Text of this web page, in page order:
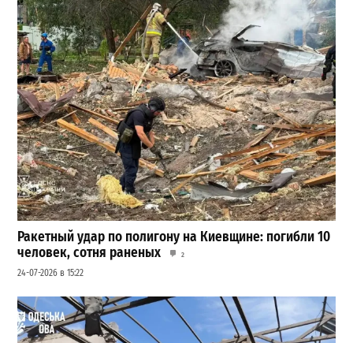
Ракетный удар по полигону на Киевщине: погибли 10
человек, сотня раненых
2
24-07-2026 в 15:22